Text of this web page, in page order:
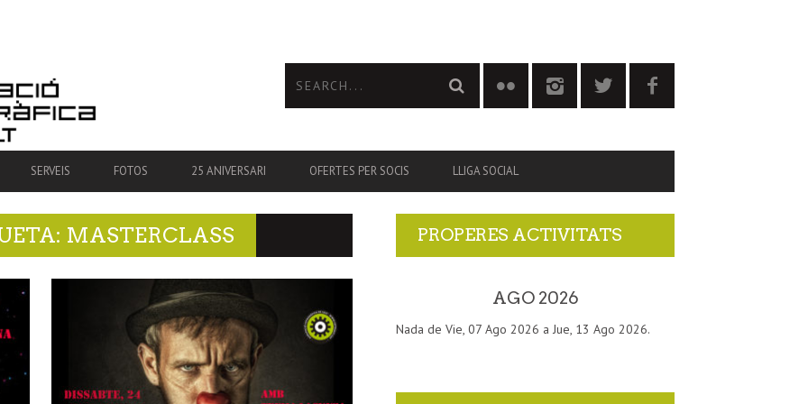
SERVEIS FOTOS 25 ANIVERSARI OFERTES PER SOCIS LLIGA SOCIAL
MASTERCLASS PROPERES ACTIVITATS
AGO 2026
Nada de Vie, 07 Ago 2026 a Jue, 13 Ago 2026.